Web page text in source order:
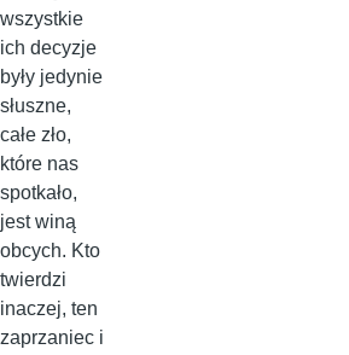
wszystkie
ich decyzje
były jedynie
słuszne,
całe zło,
które nas
spotkało,
jest winą
obcych. Kto
twierdzi
inaczej, ten
zaprzaniec i